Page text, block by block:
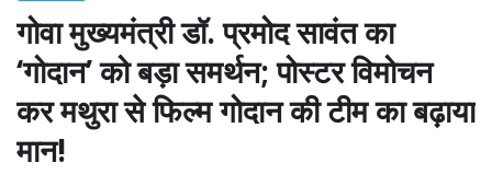
गोवा मुख्यमंत्री डॉ. प्रमोद सावंत का
‘गोदान’ को बड़ा समर्थन; पोस्टर विमोचन
कर मथुरा से फिल्म गोदान की टीम का बढ़ाया
मान!